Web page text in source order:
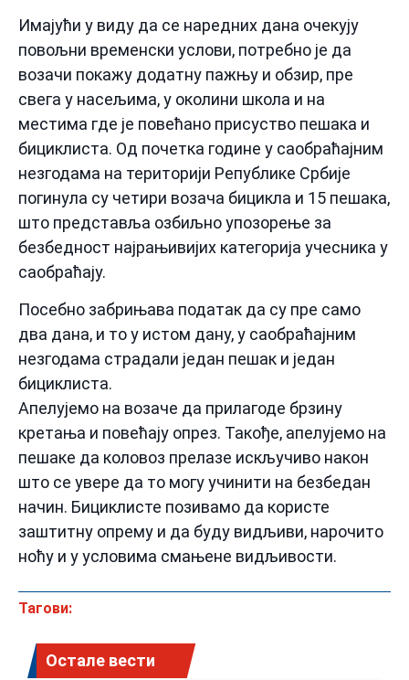
Имајући у виду да се наредних дана очекују
повољни временски услови, потребно је да
возачи покажу додатну пажњу и обзир, пре
свега у насељима, у околини школа и на
местима где је повећано присуство пешака и
бициклиста. Од почетка године у саобраћајним
незгодама на територији Републике Србије
погинула су четири возача бицикла и 15 пешака,
што представља озбиљно упозорење за
безбедност најрањивијих категорија учесника у
саобраћају.
Посебно забрињава податак да су пре само
два дана, и то у истом дану, у саобраћајним
незгодама страдали један пешак и један
бициклиста.
Апелујемо на возаче да прилагоде брзину
кретања и повећају опрез. Такође, апелујемо на
пешаке да коловоз прелазе искључиво након
што се увере да то могу учинити на безбедан
начин. Бициклисте позивамо да користе
заштитну опрему и да буду видљиви, нарочито
ноћу и у условима смањене видљивости.
Тагови:
Остале вести